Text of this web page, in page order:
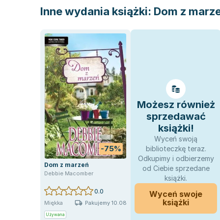
Inne wydania książki: Dom z
-75%
Dom z marzeń
Debbie Macomber
0.0
Miękka Pakujemy 10.08
Używana
Możesz również
sprzedawać
książki!
Wyceń swoją
biblioteczkę teraz.
Odkupimy i odbierzemy
od Ciebie sprzedane
książki.
Wyceń swoje
książki